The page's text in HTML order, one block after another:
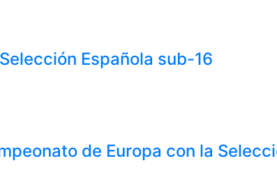
Española sub-16
de Europa con la